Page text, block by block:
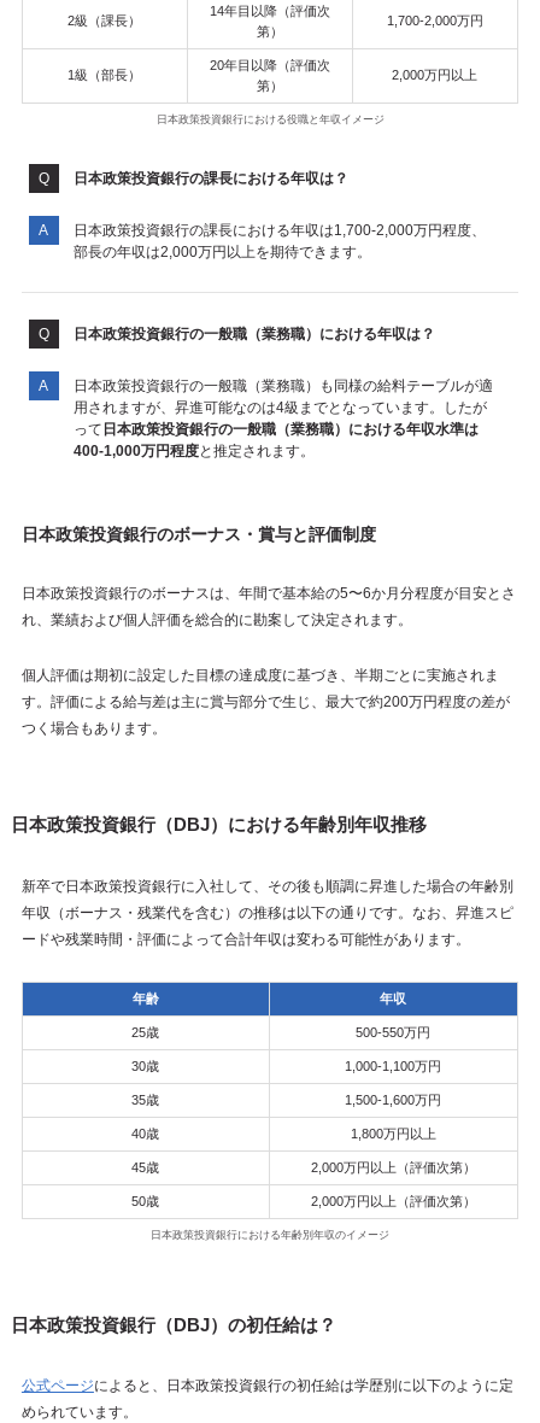
2級（課長）
14年目以降（評価次
第）
1,700-2,000万円
1級（部長）
20年目以降（評価次
第）
2,000万円以上
日本政策投資銀行における役職と年収イメージ
日本政策投資銀行の課長における年収は？
日本政策投資銀行の課長における年収は1,700-2,000万円程度、
部長の年収は2,000万円以上を期待できます。
日本政策投資銀行の一般職（業務職）における年収は？
日本政策投資銀行の一般職（業務職）も同様の給料テーブルが適
用されますが、昇進可能なのは4級までとなっています。したが
って 日本政策投資銀行の一般職（業務職）における年収水準は
400-1,000万円程度と推定されます。
日本政策投資銀行のボーナス・賞与と評価制度
日本政策投資銀行のボーナスは、年間で基本給の5〜6か月分程度が目安とさ
れ、業績および個人評価を総合的に勘案して決定されます。
個人評価は期初に設定した目標の達成度に基づき、半期ごとに実施されま
す。評価による給与差は主に賞与部分で生じ、最大で約200万円程度の差が
つく場合もあります。
日本政策投資銀行（DBJ）における年齢別年収推移
新卒で日本政策投資銀行に入社して、その後も順調に昇進した場合の年齢別
年収（ボーナス・残業代を含む）の推移は以下の通りです。なお、昇進スピ
ードや残業時間・評価によって合計年収は変わる可能性があります。
年齢 年収
25歳 500-550万円
30歳 1,000-1,100万円
35歳 1,500-1,600万円
40歳 1,800万円以上
45歳 2,000万円以上（評価次第）
50歳 2,000万円以上（評価次第）
日本政策投資銀行における年齢別年収のイメージ
日本政策投資銀行（DBJ）の初任給は？
公式ページによると、日本政策投資銀行の初任給は学歴別に以下のように定
められています。